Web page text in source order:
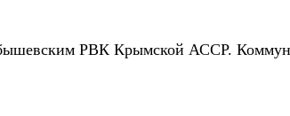
РВК Крымской АССР.